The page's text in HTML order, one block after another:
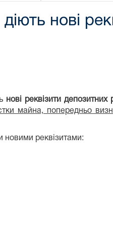
нові
нові реквізити депозитних
майна, попередньо
новими реквізитами: